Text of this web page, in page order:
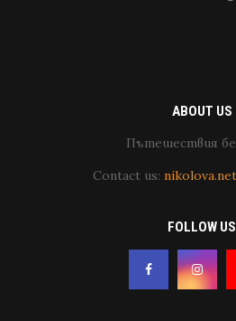
ABOUT US
Пътешествия
Contact us:
FOLLOW US